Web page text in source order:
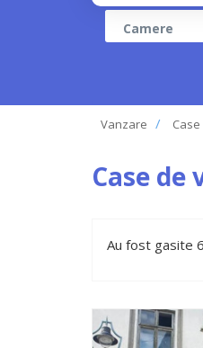
Camere
Vanzare Case
Case de
Au fost gasite